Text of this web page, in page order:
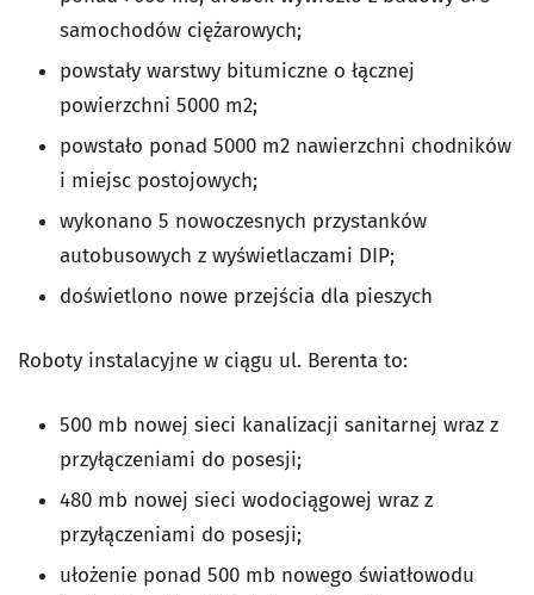
samochodów ciężarowych;
powstały warstwy bitumiczne o łącznej
powierzchni 5000 m2;
powstało ponad 5000 m2 nawierzchni chodników
i miejsc postojowych;
wykonano 5 nowoczesnych przystanków
autobusowych z wyświetlaczami DIP;
doświetlono nowe przejścia dla pieszych
Roboty instalacyjne w ciągu ul. Berenta to:
500 mb nowej sieci kanalizacji sanitarnej wraz z
przyłączeniami do posesji;
480 mb nowej sieci wodociągowej wraz z
przyłączeniami do posesji;
ułożenie ponad 500 mb nowego światłowodu